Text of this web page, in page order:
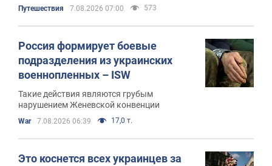
Путешествия 7.08.2026 07:00 573
Россия формирует боевые
подразделения из украинских
военнопленных – ISW
Такие действия являются грубым
нарушением Женевской конвенции
War 7.08.2026 06:39 17,0 т.
Это коснется всех украинцев за